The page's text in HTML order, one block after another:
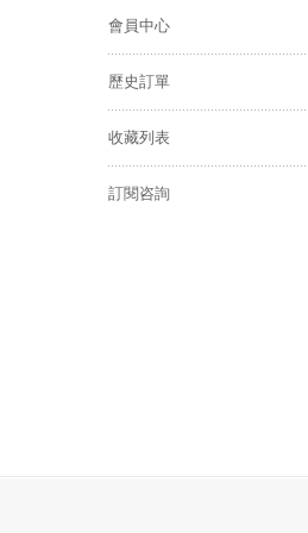
會員中心
歷史訂單
收藏列表
訂閱咨詢